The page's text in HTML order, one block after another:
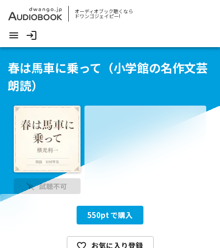
オーディオブック聴くなら
ドワンゴジェイピー!
春は馬車に乗って（小学館の名作文芸
朗読）
試聴不可
550pt で購入
お気に入り登録